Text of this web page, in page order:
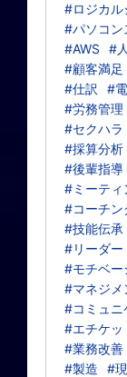
#ロジカル
#パソコン
#AWS
#
#顧客満足
#仕訳
#
#労務管理
#セクハラ
#採算分析
#後輩指導
#ミーティ
#コーチン
#技能伝承
#リーダー
#モチベー
#マネジメ
#コミュニ
#エチケッ
#業務改善
#製造
#